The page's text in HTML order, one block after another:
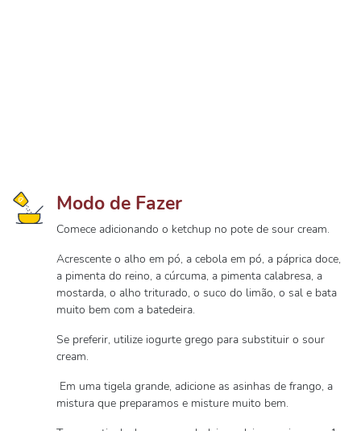
Modo de Fazer
Comece adicionando o ketchup no pote de sour cream.
Acrescente o alho em pó, a cebola em pó, a páprica doce,
a pimenta do reino, a cúrcuma, a pimenta calabresa, a
mostarda, o alho triturado, o suco do limão, o sal e bata
muito bem com a batedeira.
Se preferir, utilize iogurte grego para substituir o sour
cream.
Em uma tigela grande, adicione as asinhas de frango, a
mistura que preparamos e misture muito bem.